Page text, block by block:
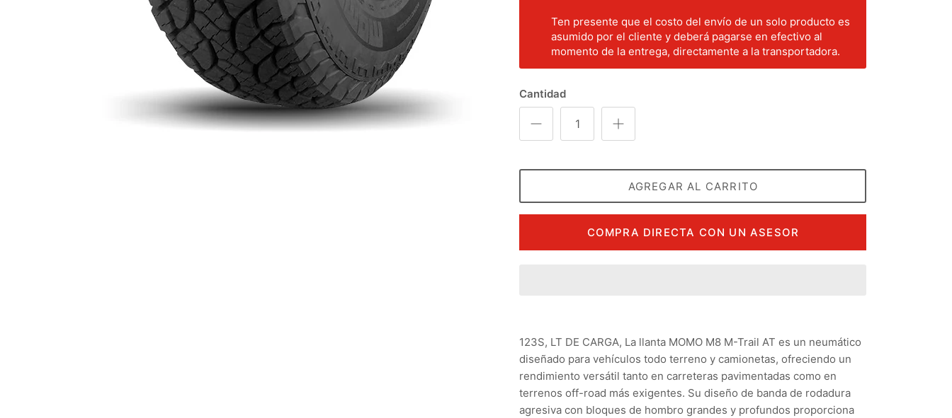
Ten presente que el costo del envío de un solo producto es
asumido por el cliente y deberá pagarse en efectivo al
momento de la entrega, directamente a la transportadora.
Cantidad
AGREGAR AL CARRITO
COMPRA DIRECTA CON UN ASESOR
123S, LT DE CARGA, La llanta MOMO M8 M-Trail AT es un neumático
diseñado para vehículos todo terreno y camionetas, ofreciendo un
rendimiento versátil tanto en carreteras pavimentadas como en
terrenos off-road más exigentes. Su diseño de banda de rodadura
agresiva con bloques de hombro grandes y profundos proporciona